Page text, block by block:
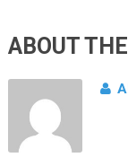
ABOUT